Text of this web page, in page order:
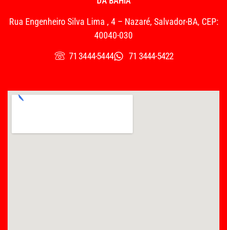
Rua Engenheiro Silva Lima , 4 – Nazaré, Salvador-BA, CEP:
40040-030
71 3444-5444
71 3444-5422